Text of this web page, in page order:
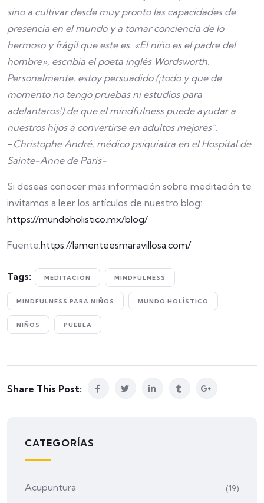
sino a cultivar desde muy pronto las capacidades de
presencia en el mundo y a tomar conciencia de lo
hermoso y frágil que este es. «El niño es el padre del
hombre», escribía el poeta inglés Wordsworth.
Personalmente, estoy persuadido (¡todo y que de
momento no tengo pruebas ni estudios para
adelantaros!) de que el mindfulness puede ayudar a
nuestros hijos a convertirse en adultos mejores”.
–Christophe André, médico psiquiatra en el Hospital de
Sainte-Anne de París-
Si deseas conocer más información sobre meditación te
invitamos a leer los artículos de nuestro blog:
https://mundoholistico.mx/blog/
Fuente:https://lamenteesmaravillosa.com/
Tags: MEDITACIÓN MINDFULNESS
MINDFULNESS PARA NIÑOS MUNDO HOLÍSTICO
NIÑOS PUEBLA
Share This Post:
CATEGORÍAS
Acupuntura (19)